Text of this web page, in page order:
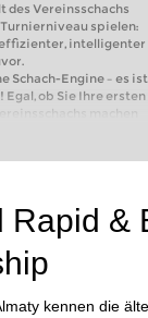
des Vereinsschachs
spielen:
intelligenter
Schach-Engine – es ist
ob Sie Ihre ersten
machen
spielen: Mit
intelligenter und
Rapid &
kennen die